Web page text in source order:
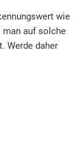
wie
man auf solche
Werde daher